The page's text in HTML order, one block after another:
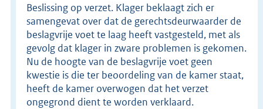
Beslissing op verzet. Klager beklaagt zich er
samengevat over dat de gerechtsdeurwaarder de
beslagvrije voet te laag heeft vastgesteld, met als
gevolg dat klager in zware problemen is gekomen.
Nu de hoogte van de beslagvrije voet geen
kwestie is die ter beoordeling van de kamer staat,
heeft de kamer overwogen dat het verzet
ongegrond dient te worden verklaard.